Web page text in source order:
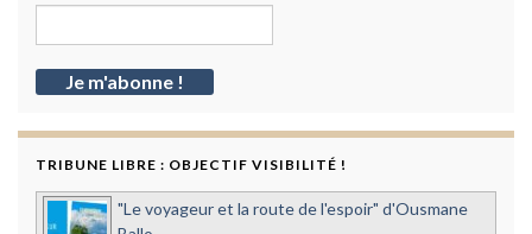
TRIBUNE LIBRE : OBJECTIF VISIBILITÉ !
"Le voyageur et la route de l'espoir" d'Ousmane